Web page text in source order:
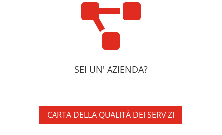

SEI UN' AZIENDA?
CARTA DELLA QUALITÀ DEI SERVIZI